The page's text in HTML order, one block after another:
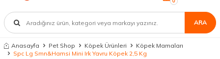
ARA
Anasayfa Pet Shop Köpek Ürünleri
Köpek Mamaları
Spc Lg Smn&Hamsi Mini Irk Yavru Köpek 2,5 Kg